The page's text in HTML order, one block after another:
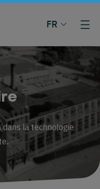
FR
dans la technologie